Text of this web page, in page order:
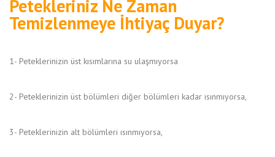
Petekleriniz Ne Zaman
Temizlenmeye İhtiyaç Duyar?
1- Peteklerinizin üst kısımlarına su ulaşmıyorsa
2- Peteklerinizin üst bölümleri diğer bölümleri kadar ısınmıyorsa,
3- Peteklerinizin alt bölümleri ısınmıyorsa,